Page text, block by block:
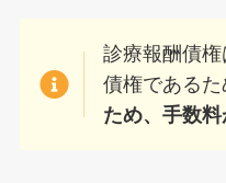
診療報酬債
債権であるた
ため、手数